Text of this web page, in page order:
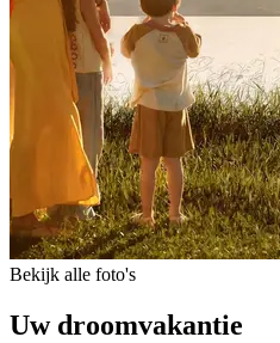
Bekijk alle foto's
Uw droomvakantie